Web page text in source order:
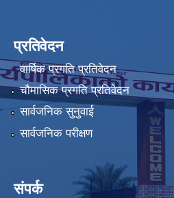
प्रतिवेदन
वार्षिक प्रगति प्रतिवेदन
चौमासिक प्रगति प्रतिवेदन
सार्वजनिक सुनुवाई
सार्वजनिक परीक्षण
संपर्क